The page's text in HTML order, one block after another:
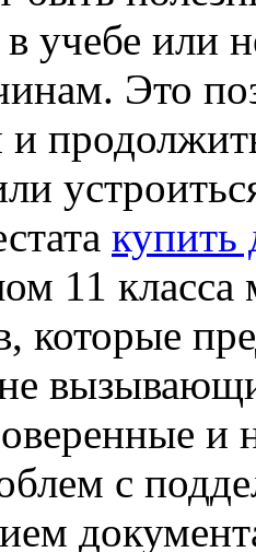
учебе или
Это
и
купить
11
которые
с